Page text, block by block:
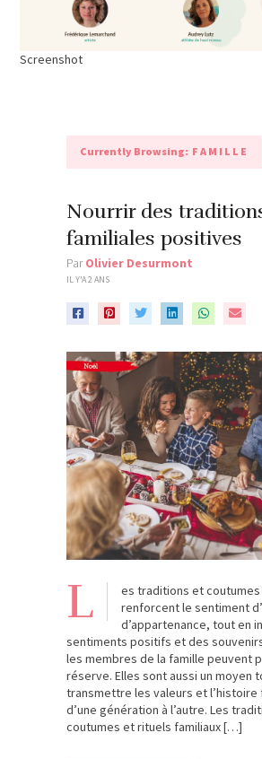
Screenshot
Currently Browsing: FAMILLE
Nourrir des
familiales positives
ParOlivier Desurmont
IL Y'A 2 ANS
L
es traditions et coutumes
renforcent le sentiment
d’appartenance, tout en
sentiments positifs et des
les membres de la famille peuvent
réserve. Elles sont aussi un moyen
transmettre les valeurs et l’histoire
d’une génération à l’autre. Les
coutumes et rituels familiaux […]